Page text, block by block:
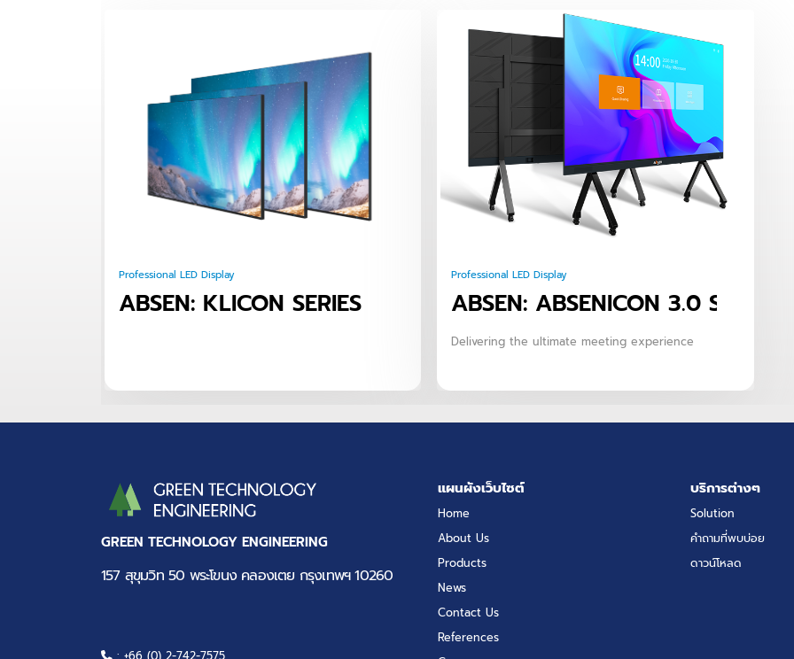
Professional LED Display
ABSEN: KLICON SERIES
Professional LED Display
ABSEN: ABSENICON 3.0 SERIES
Delivering the ultimate meeting experience
GREEN TECHNOLOGY ENGINEERING
157 สุขุมวิท 50 พระโขนง คลองเตย กรุงเทพฯ 10260
: +66 (0) 2-742-7575
แผนผังเว็บไซต์
Home
About Us
Products
News
Contact Us
References
บริการต่างๆ
Solution
คำถามที่พบบ่อย
ดาวน์โหลด